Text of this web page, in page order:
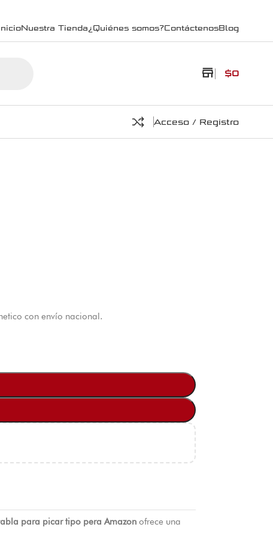
Nuestra Tienda¿Quiénes somos?ContáctenosBlog
store $0
Acceso / Registro
con envío nacional.
para picar tipo pera Amazon ofrece una